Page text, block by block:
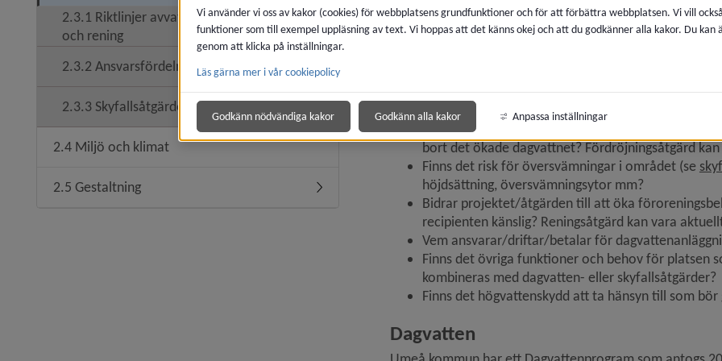
2.3.1 Riktlinjer avvattning, fördröjning
och rening
2.3.2 Ansvarsfördelning
2.3.3 Skyfallsåtgärder
2.4 Miljö och klimat
2.5 Gestaltning Undermeny för 2.5 Gestaltning
Det är viktigt att i ett tidigt skede klarlägga frågor kring
s arbete med
beaktas är:
Bidrar projektet till förändrade flöden av
bort det ökade dagvattnet? Fördröjningsåtgärd
Finns det risk för översvämningar i området (se
höjdsättning, översvämningsytor mm?
Bidrar projektet/åtgärden till att öka
recipienten känslig? Reningsåtgärd kan vara
Vem ansvarar/driftar/betalar för
Finns det övriga funktioner och behov för platsen
kombineras med dagvatten- eller skyfallsåtgärder?
Finns det högvattenskydd att ta hänsyn till som
Dagvatten
Vi använder vi oss av kakor (cookies) för webbplatsens grundfunktioner och för att förbättra webbplatsen. Vi vill
funktioner som till exempel uppläsning av text. Vi hoppas att det känns okej och att du godkänner alla kakor. Du kan
genom att klicka på inställningar.
Läs gärna mer i vår cookiepolicy
Godkänn nödvändiga kakor Godkänn alla kakor Anpassa inställningar